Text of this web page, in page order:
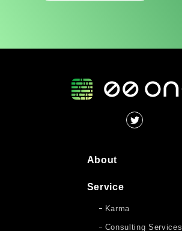
About
Service
Karma
Consulting Services